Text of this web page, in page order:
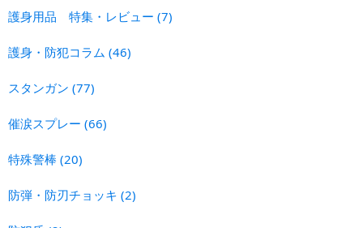
護身用品 特集・レビュー (7)
護身・防犯コラム (46)
スタンガン (77)
催涙スプレー (66)
特殊警棒 (20)
防弾・防刃チョッキ (2)